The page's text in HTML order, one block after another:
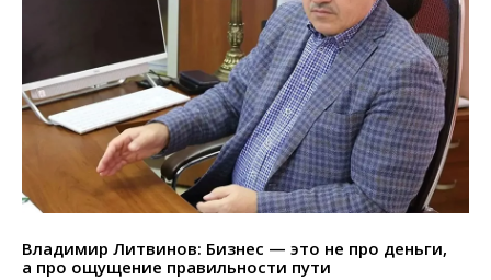
Владимир Литвинов: Бизнес — это не про деньги,
а про ощущение правильности пути